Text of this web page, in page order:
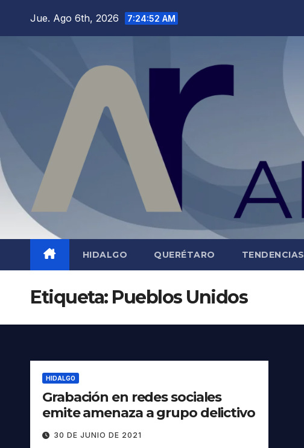
Jue. Ago 6th, 2026 7:24:53 AM
HIDALGO QUERÉTARO TENDENCIAS
Etiqueta: Pueblos Unidos
HIDALGO
Grabación en redes sociales
emite amenaza a grupo delictivo
30 DE JUNIO DE 2021